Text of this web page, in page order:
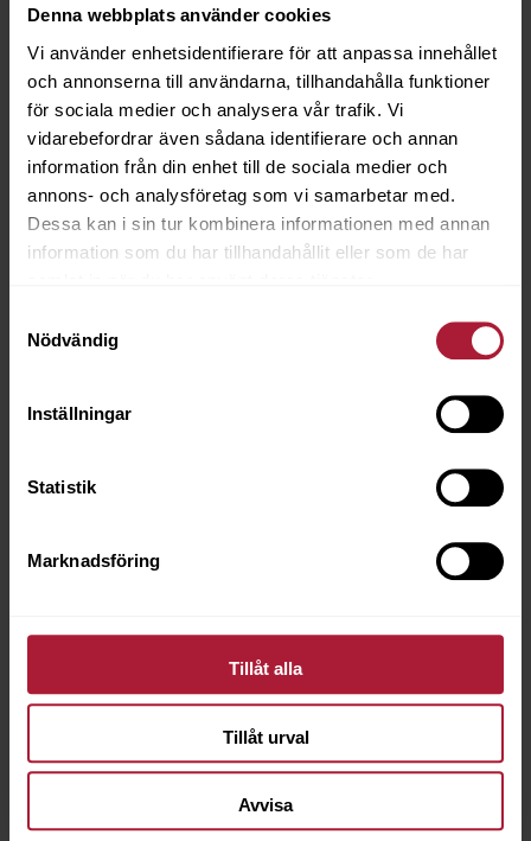
Denna webbplats använder cookies
Vi använder enhetsidentifierare för att anpassa innehållet
och annonserna till användarna, tillhandahålla funktioner
för sociala medier och analysera vår trafik. Vi
vidarebefordrar även sådana identifierare och annan
information från din enhet till de sociala medier och
annons- och analysföretag som vi samarbetar med.
Dessa kan i sin tur kombinera informationen med annan
information som du har tillhandahållit eller som de har
Nödvändig
Inställningar
Statistik
Marknadsföring
Tillåt alla
Tillåt urval
Avvisa
Argos Limestone
Beställningsvara